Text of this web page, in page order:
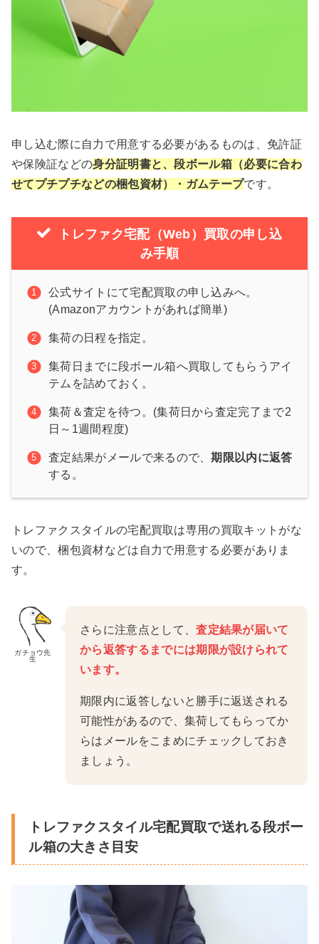
申し込む際に自力で用意する必要があるものは、免許証
や保険証などの身分証明書と、段ボール箱（必要に合わ
せてプチプチなどの梱包資材）・ガムテープです。
トレファク宅配（Web）買取の申し込
み手順
公式サイトにて宅配買取の申し込みへ。
(Amazonアカウントがあれば簡単)
集荷の日程を指定。
集荷日までに段ボール箱へ買取してもらうアイ
テムを詰めておく。
集荷＆査定を待つ。(集荷日から査定完了まで2
日～1週間程度)
査定結果がメールで来るので、期限以内に返答
する。
トレファクスタイルの宅配買取は専用の買取キットがな
いので、梱包資材などは自力で用意する必要がありま
す。
ガチョウ先
生
さらに注意点として、査定結果が届いて
から返答するまでには期限が設けられて
います。
期限内に返答しないと勝手に返送される
可能性があるので、集荷してもらってか
らはメールをこまめにチェックしておき
ましょう。
トレファクスタイル宅配買取で送れる段ボー
ル箱の大きさ目安